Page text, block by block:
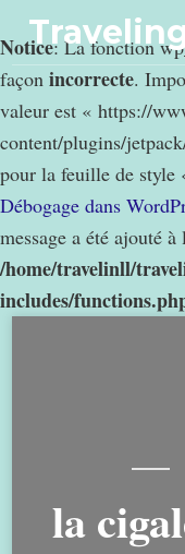
Notice: La fonction
façon incorrecte.
valeur est « https://
content/plugins/
pour la feuille de style
Débogage dans
message a été ajouté
/home/travelinll/
includes/
la